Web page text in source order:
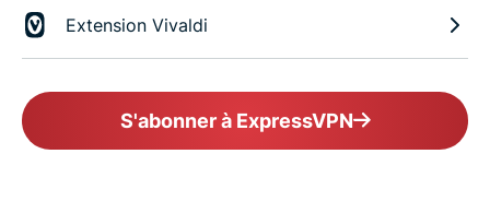
Extension Vivaldi
S'abonner à ExpressVPN